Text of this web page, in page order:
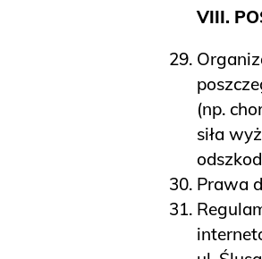
VIII.
(np.
siła
Prawa